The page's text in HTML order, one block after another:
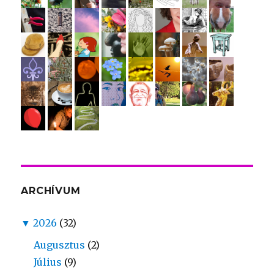
ARCHÍVUM
▼ 2026 (32)
Augusztus (2)
Július (9)